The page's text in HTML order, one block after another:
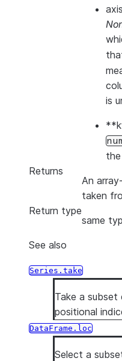
axis
is
Returns
An
taken
Return type
same
See also
Series.take
Take a
positional
DataFrame.loc
Select a